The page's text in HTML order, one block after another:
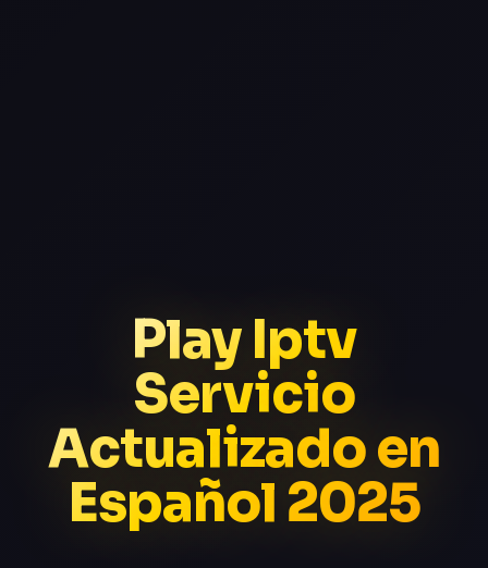
Play Iptv
Servicio
Actualizado en
Español 2025